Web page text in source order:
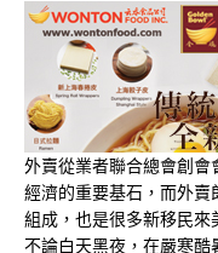
外賣從業者聯合總會創
經濟的重要基石，而外
組成，也是很多新移民來
不論白天黑夜，在嚴寒